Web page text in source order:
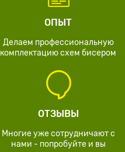
ОПЫТ
Делаем профессиональную
комплектацию схем бисером
ОТЗЫВЫ
Многие уже сотрудничают с
нами - попробуйте и вы